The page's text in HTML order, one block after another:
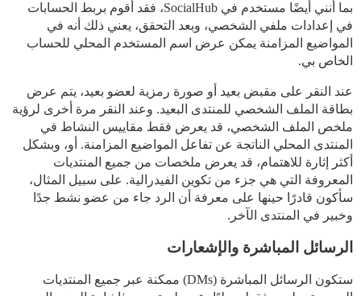
بما أنني أيضًا مستخدم في SocialHub، فقد أقوم بربط الحسابات
في إعدادات ملفي الشخصي، وبعد التحقق، يعني ذلك أنه في
المواضيع المزامنة يمكن عرض اسم المستخدم المحلي للحساب
الخاص بي.
عند النقر على مقبض بعيد أو صورة رمزية لعضو بعيد، يتم عرض
بطاقة الملف الشخصي للمنتدى البعيد. وعند النقر مرة أخرى لرؤية
ملخص الملف الشخصي، قد يعرض فقط مقاييس النشاط في
المنتدى المحلي الناتجة عن تفاعل المواضيع المزامنة. أو، وبشكل
أكثر إثارة للاهتمام، قد يعرض ملخصات من جميع المنتديات
المعروفة التي هي جزء من تكوين الفيدرالية. على سبيل المثال،
سأكون قادرًا حينها على معرفة أن الرد جاء من عضو نشط جدًا
وخبير في المنتدى الآخر.
الرسائل المباشرة والإشعارات
ستكون الرسائل المباشرة (DMs) ممكنة عبر جميع المنتديات